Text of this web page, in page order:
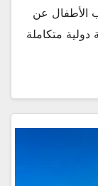
الأطفال عن
دولية متكاملة